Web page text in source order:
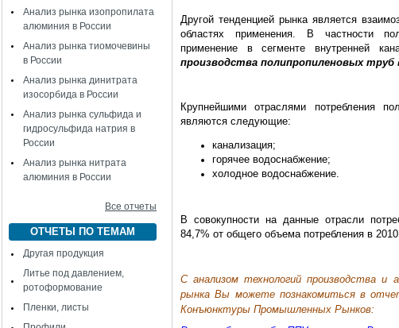
Анализ рынка изопропилата
алюминия в России
Анализ рынка тиомочевины
в России
Анализ рынка динитрата
изосорбида в России
Анализ рынка сульфида и
гидросульфида натрия в
России
Анализ рынка нитрата
алюминия в России
Все отчеты
ОТЧЕТЫ ПО ТЕМАМ
Другая продукция
Литье под давлением,
ротоформование
Пленки, листы
Другой тенденцией рынка является
областях применения. В частности
применение в сегменте внутренней
производства полипропиленовых труб
Крупнейшими отраслями потребления
являются следующие:
канализация;
горячее водоснабжение;
холодное водоснабжение.
В совокупности на данные отрасли
84,7% от общего объема потребления в 2010
С анализом технологий производства и
рынка Вы можете познакомиться в
Конъюнктуры Промышленных Рынков: